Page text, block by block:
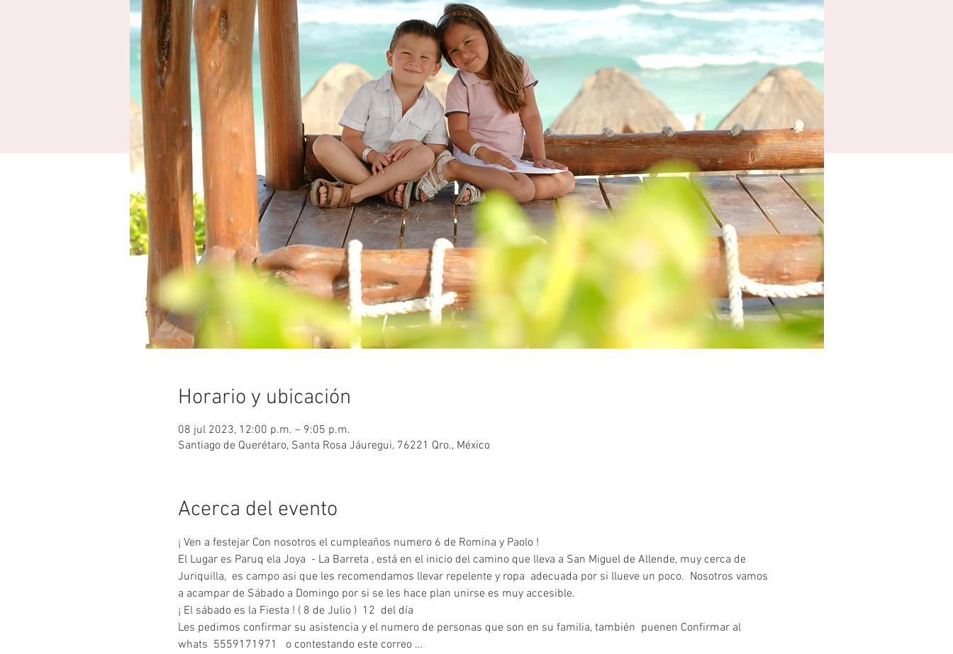
Horario y ubicación
08 jul 2023, 12:00 p.m. – 9:05 p.m.
Santiago de Querétaro, Santa Rosa Jáuregui, 76221 Qro., México
Acerca del evento
¡ Ven a festejar Con nosotros el cumpleaños numero 6 de Romina y Paolo !
El Lugar es Paruq ela Joya  - La Barreta , está en el inicio del camino que lleva a San Miguel de Allende, muy cerca de
Juriquilla,  es campo asi que les recomendamos llevar repelente y ropa  adecuada por si llueve un poco.  Nosotros vamos
a acampar de Sábado a Domingo por si se les hace plan unirse es muy accesible.
¡ El sábado es la Fiesta ! ( 8 de Julio )  12  del día
Les pedimos confirmar su asistencia y el numero de personas que son en su familia, también  puenen Confirmar al
whats  5559171971   o contestando este correo ...